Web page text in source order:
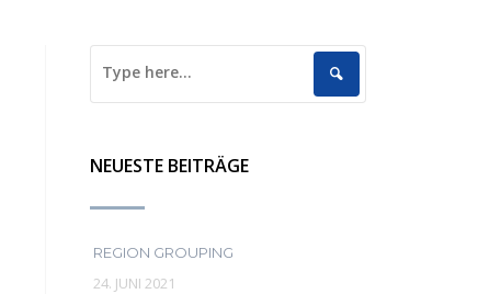
NEUESTE BEITRÄGE
REGION GROUPING
24. JUNI 2021